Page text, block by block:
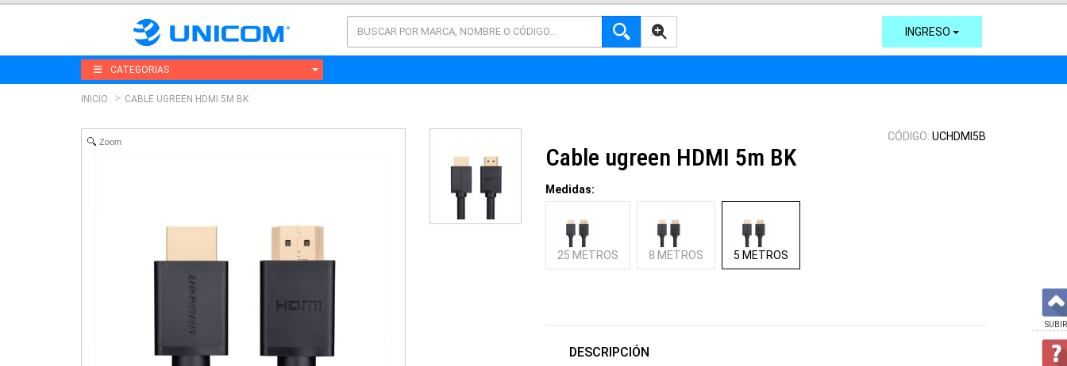
AVANZADA INGRESO
CATEGORIAS
INICIO CABLE UGREEN HDMI 5M BK
Zoom CÓDIGO: UCHDMI5B
Cable ugreen HDMI 5m BK
Medidas:
25 METROS 8 METROS 5 METROS
DESCRIPCIÓN
SUBIR